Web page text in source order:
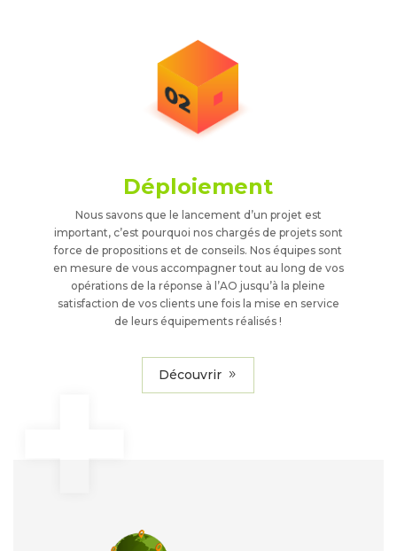
Déploiement
Nous savons que le lancement d’un projet est
important, c’est pourquoi nos chargés de projets sont
force de propositions et de conseils. Nos équipes sont
en mesure de vous accompagner tout au long de vos
opérations de la réponse à l’AO jusqu’à la pleine
satisfaction de vos clients une fois la mise en service
de leurs équipements réalisés !
Découvrir